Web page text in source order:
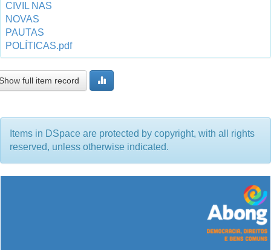
CIVIL NAS
NOVAS
PAUTAS
POLÍTICAS.pdf
full item record
Items in DSpace are protected by copyright, with all rights
reserved, unless otherwise indicated.